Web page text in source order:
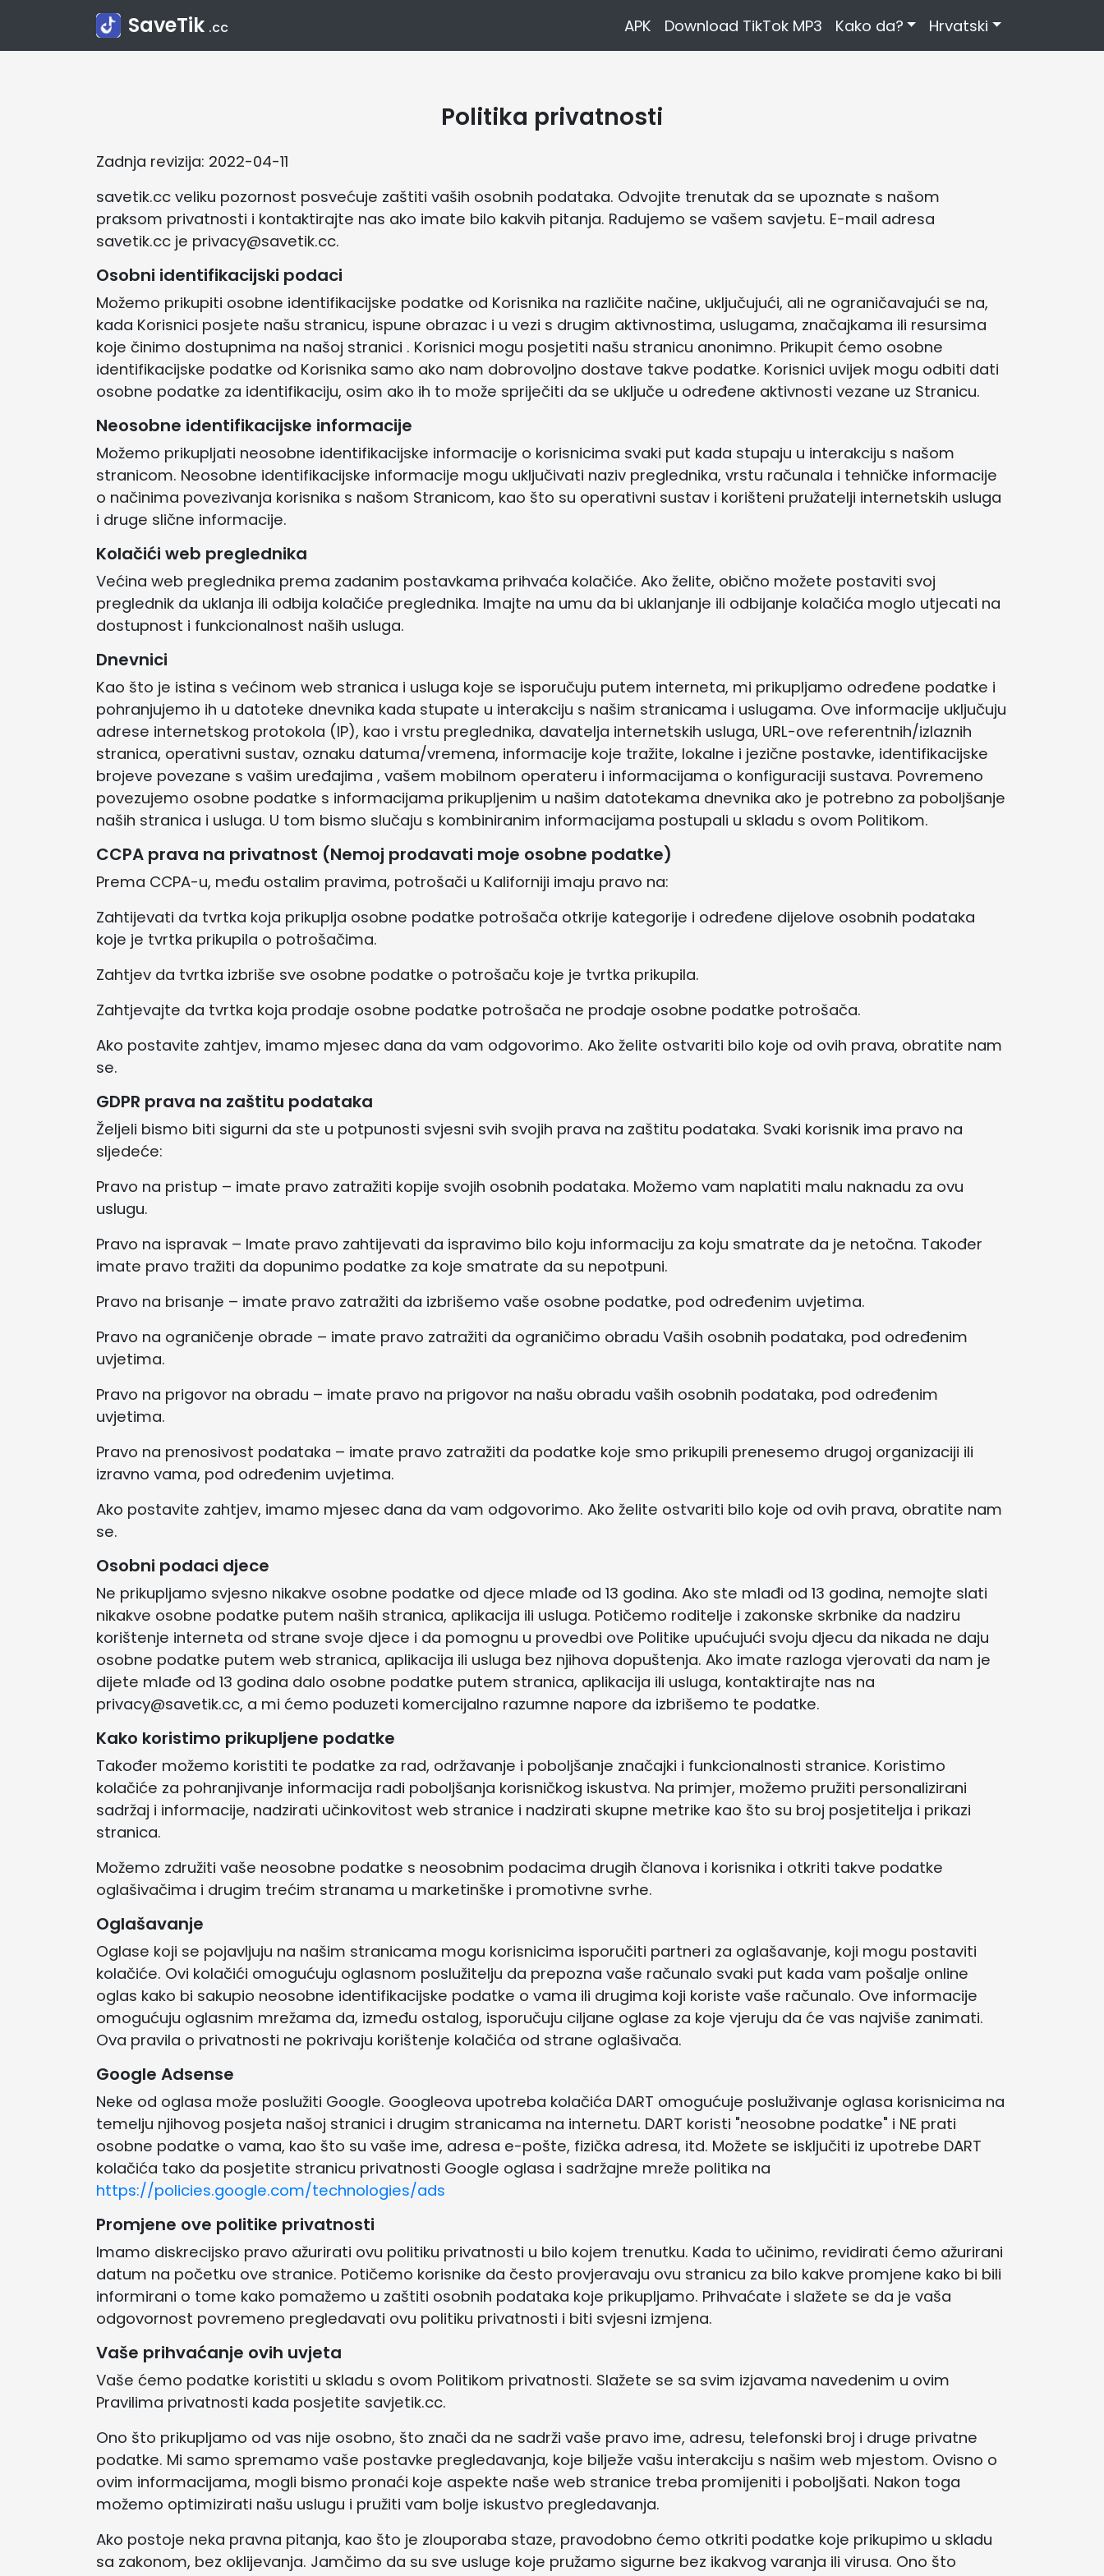
SaveTik .cc APK Download TikTok MP3 Kako da? Hrvatski
Politika privatnosti
Zadnja revizija: 2022-04-11
savetik.cc veliku pozornost posvećuje zaštiti vaših osobnih podataka. Odvojite trenutak da se upoznate s našom
praksom privatnosti i kontaktirajte nas ako imate bilo kakvih pitanja. Radujemo se vašem savjetu. E-mail adresa
savetik.cc je privacy@savetik.cc.
Osobni identifikacijski podaci
Možemo prikupiti osobne identifikacijske podatke od Korisnika na različite načine, uključujući, ali ne ograničavajući se na,
kada Korisnici posjete našu stranicu, ispune obrazac i u vezi s drugim aktivnostima, uslugama, značajkama ili resursima
koje činimo dostupnima na našoj stranici . Korisnici mogu posjetiti našu stranicu anonimno. Prikupit ćemo osobne
identifikacijske podatke od Korisnika samo ako nam dobrovoljno dostave takve podatke. Korisnici uvijek mogu odbiti dati
osobne podatke za identifikaciju, osim ako ih to može spriječiti da se uključe u određene aktivnosti vezane uz Stranicu.
Neosobne identifikacijske informacije
Možemo prikupljati neosobne identifikacijske informacije o korisnicima svaki put kada stupaju u interakciju s našom
stranicom. Neosobne identifikacijske informacije mogu uključivati ​​naziv preglednika, vrstu računala i tehničke informacije
o načinima povezivanja korisnika s našom Stranicom, kao što su operativni sustav i korišteni pružatelji internetskih usluga
i druge slične informacije.
Kolačići web preglednika
Većina web preglednika prema zadanim postavkama prihvaća kolačiće. Ako želite, obično možete postaviti svoj
preglednik da uklanja ili odbija kolačiće preglednika. Imajte na umu da bi uklanjanje ili odbijanje kolačića moglo utjecati na
dostupnost i funkcionalnost naših usluga.
Dnevnici
Kao što je istina s većinom web stranica i usluga koje se isporučuju putem interneta, mi prikupljamo određene podatke i
pohranjujemo ih u datoteke dnevnika kada stupate u interakciju s našim stranicama i uslugama. Ove informacije uključuju
adrese internetskog protokola (IP), kao i vrstu preglednika, davatelja internetskih usluga, URL-ove referentnih/izlaznih
stranica, operativni sustav, oznaku datuma/vremena, informacije koje tražite, lokalne i jezične postavke, identifikacijske
brojeve povezane s vašim uređajima , vašem mobilnom operateru i informacijama o konfiguraciji sustava. Povremeno
povezujemo osobne podatke s informacijama prikupljenim u našim datotekama dnevnika ako je potrebno za poboljšanje
naših stranica i usluga. U tom bismo slučaju s kombiniranim informacijama postupali u skladu s ovom Politikom.
CCPA prava na privatnost (Nemoj prodavati moje osobne podatke)
Prema CCPA-u, među ostalim pravima, potrošači u Kaliforniji imaju pravo na:
Zahtijevati da tvrtka koja prikuplja osobne podatke potrošača otkrije kategorije i određene dijelove osobnih podataka
koje je tvrtka prikupila o potrošačima.
Zahtjev da tvrtka izbriše sve osobne podatke o potrošaču koje je tvrtka prikupila.
Zahtjevajte da tvrtka koja prodaje osobne podatke potrošača ne prodaje osobne podatke potrošača.
Ako postavite zahtjev, imamo mjesec dana da vam odgovorimo. Ako želite ostvariti bilo koje od ovih prava, obratite nam
se.
GDPR prava na zaštitu podataka
Željeli bismo biti sigurni da ste u potpunosti svjesni svih svojih prava na zaštitu podataka. Svaki korisnik ima pravo na
sljedeće:
Pravo na pristup – imate pravo zatražiti kopije svojih osobnih podataka. Možemo vam naplatiti malu naknadu za ovu
uslugu.
Pravo na ispravak – Imate pravo zahtijevati da ispravimo bilo koju informaciju za koju smatrate da je netočna. Također
imate pravo tražiti da dopunimo podatke za koje smatrate da su nepotpuni.
Pravo na brisanje – imate pravo zatražiti da izbrišemo vaše osobne podatke, pod određenim uvjetima.
Pravo na ograničenje obrade – imate pravo zatražiti da ograničimo obradu Vaših osobnih podataka, pod određenim
uvjetima.
Pravo na prigovor na obradu – imate pravo na prigovor na našu obradu vaših osobnih podataka, pod određenim
uvjetima.
Pravo na prenosivost podataka – imate pravo zatražiti da podatke koje smo prikupili prenesemo drugoj organizaciji ili
izravno vama, pod određenim uvjetima.
Ako postavite zahtjev, imamo mjesec dana da vam odgovorimo. Ako želite ostvariti bilo koje od ovih prava, obratite nam
se.
Osobni podaci djece
Ne prikupljamo svjesno nikakve osobne podatke od djece mlađe od 13 godina. Ako ste mlađi od 13 godina, nemojte slati
nikakve osobne podatke putem naših stranica, aplikacija ili usluga. Potičemo roditelje i zakonske skrbnike da nadziru
korištenje interneta od strane svoje djece i da pomognu u provedbi ove Politike upućujući svoju djecu da nikada ne daju
osobne podatke putem web stranica, aplikacija ili usluga bez njihova dopuštenja. Ako imate razloga vjerovati da nam je
dijete mlađe od 13 godina dalo osobne podatke putem stranica, aplikacija ili usluga, kontaktirajte nas na
privacy@savetik.cc, a mi ćemo poduzeti komercijalno razumne napore da izbrišemo te podatke.
Kako koristimo prikupljene podatke
Također možemo koristiti te podatke za rad, održavanje i poboljšanje značajki i funkcionalnosti stranice. Koristimo
kolačiće za pohranjivanje informacija radi poboljšanja korisničkog iskustva. Na primjer, možemo pružiti personalizirani
sadržaj i informacije, nadzirati učinkovitost web stranice i nadzirati skupne metrike kao što su broj posjetitelja i prikazi
stranica.
Možemo združiti vaše neosobne podatke s neosobnim podacima drugih članova i korisnika i otkriti takve podatke
oglašivačima i drugim trećim stranama u marketinške i promotivne svrhe.
Oglašavanje
Oglase koji se pojavljuju na našim stranicama mogu korisnicima isporučiti partneri za oglašavanje, koji mogu postaviti
kolačiće. Ovi kolačići omogućuju oglasnom poslužitelju da prepozna vaše računalo svaki put kada vam pošalje online
oglas kako bi sakupio neosobne identifikacijske podatke o vama ili drugima koji koriste vaše računalo. Ove informacije
omogućuju oglasnim mrežama da, između ostalog, isporučuju ciljane oglase za koje vjeruju da će vas najviše zanimati.
Ova pravila o privatnosti ne pokrivaju korištenje kolačića od strane oglašivača.
Google Adsense
Neke od oglasa može poslužiti Google. Googleova upotreba kolačića DART omogućuje posluživanje oglasa korisnicima na
temelju njihovog posjeta našoj stranici i drugim stranicama na internetu. DART koristi "neosobne podatke" i NE prati
osobne podatke o vama, kao što su vaše ime, adresa e-pošte, fizička adresa, itd. Možete se isključiti iz upotrebe DART
kolačića tako da posjetite stranicu privatnosti Google oglasa i sadržajne mreže politika na
https://policies.google.com/technologies/ads
Promjene ove politike privatnosti
Imamo diskrecijsko pravo ažurirati ovu politiku privatnosti u bilo kojem trenutku. Kada to učinimo, revidirati ćemo ažurirani
datum na početku ove stranice. Potičemo korisnike da često provjeravaju ovu stranicu za bilo kakve promjene kako bi bili
informirani o tome kako pomažemo u zaštiti osobnih podataka koje prikupljamo. Prihvaćate i slažete se da je vaša
odgovornost povremeno pregledavati ovu politiku privatnosti i biti svjesni izmjena.
Vaše prihvaćanje ovih uvjeta
Vaše ćemo podatke koristiti u skladu s ovom Politikom privatnosti. Slažete se sa svim izjavama navedenim u ovim
Pravilima privatnosti kada posjetite savjetik.cc.
Ono što prikupljamo od vas nije osobno, što znači da ne sadrži vaše pravo ime, adresu, telefonski broj i druge privatne
podatke. Mi samo spremamo vaše postavke pregledavanja, koje bilježe vašu interakciju s našim web mjestom. Ovisno o
ovim informacijama, mogli bismo pronaći koje aspekte naše web stranice treba promijeniti i poboljšati. Nakon toga
možemo optimizirati našu uslugu i pružiti vam bolje iskustvo pregledavanja.
Ako postoje neka pravna pitanja, kao što je zlouporaba staze, pravodobno ćemo otkriti podatke koje prikupimo u skladu
sa zakonom, bez oklijevanja. Jamčimo da su sve usluge koje pružamo sigurne bez ikakvog varanja ili virusa. Ono što